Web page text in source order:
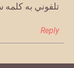
تلفوني به كلمه
Reply